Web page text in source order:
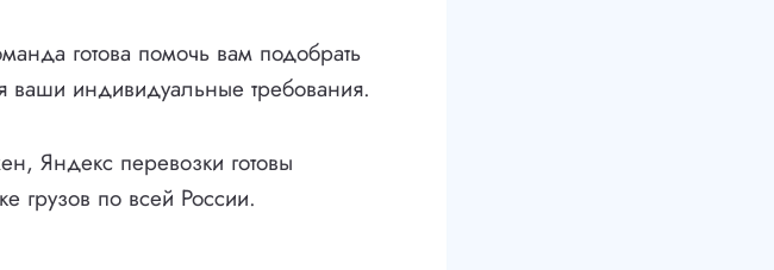
готова помочь вам подобрать
ваши индивидуальные требования.
Яндекс перевозки готовы
грузов по всей России.